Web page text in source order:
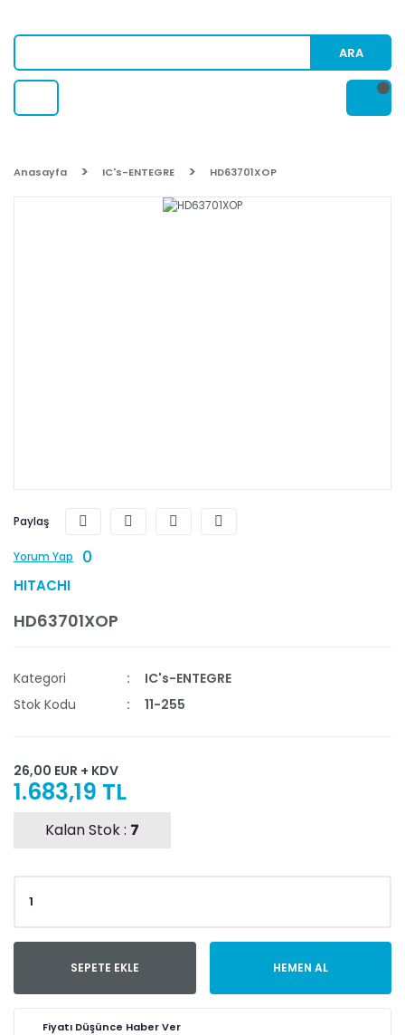
ARA
Anasayfa IC's-ENTEGRE HD63701XOP
Paylaş
Yorum Yap 0
HITACHI
HD63701XOP
Kategori
IC's-ENTEGRE
Stok Kodu
11-255
26,00 EUR + KDV
1.683,19 TL
Kalan Stok : 7
SEPETE EKLE HEMEN AL
Fiyatı Düşünce Haber Ver